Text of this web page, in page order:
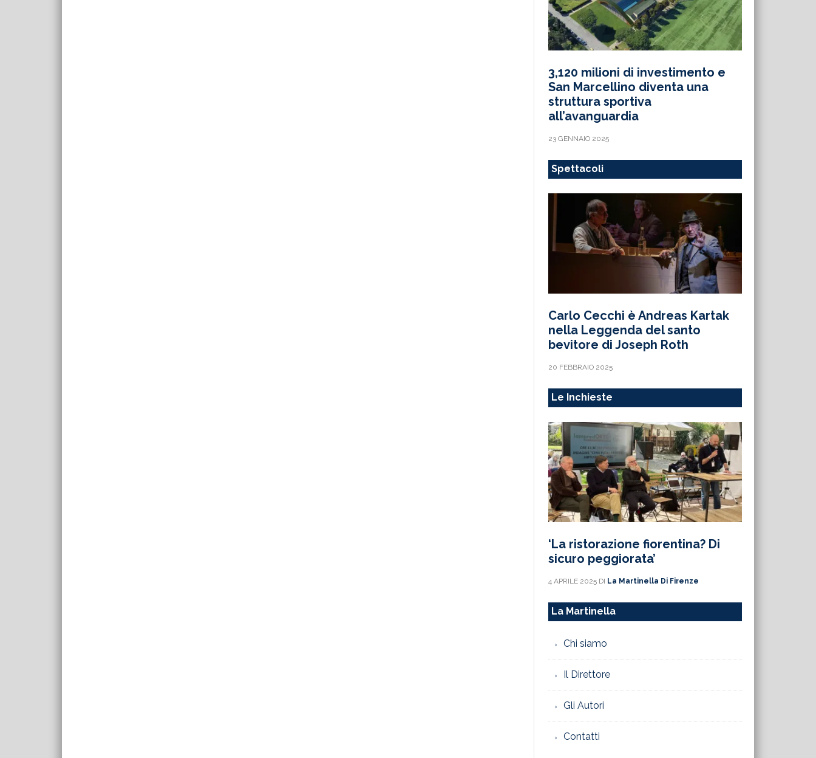
3,120 milioni di investimento e
San Marcellino diventa una
struttura sportiva
all’avanguardia
23 GENNAIO 2025
Spettacoli
Carlo Cecchi è Andreas Kartak
nella Leggenda del santo
bevitore di Joseph Roth
20 FEBBRAIO 2025
Le Inchieste
‘La ristorazione fiorentina? Di
sicuro peggiorata’
4 APRILE 2025 DI La Martinella Di Firenze
La Martinella
Chi siamo
Il Direttore
Gli Autori
Contatti